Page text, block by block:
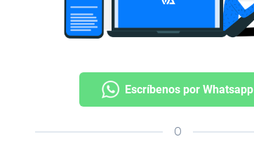
Escríbenos por Whatsapp
O